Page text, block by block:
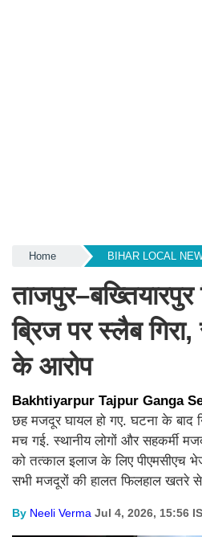
Home BIHAR LOCAL
ताजपुर–बख्तियारपुर
ब्रिज पर स्लैब गिरा,
के आरोप
Bakhtiyarpur Tajpur Ganga
छह मजदूर घायल हो गए. घटना के बाद
मच गई. स्थानीय लोगों और सहकर्मी
को तत्काल इलाज के लिए पीएमसीएच
सभी मजदूरों की हालत फिलहाल खतरे से
By Neeli Verma Jul 4, 2026, 15:56